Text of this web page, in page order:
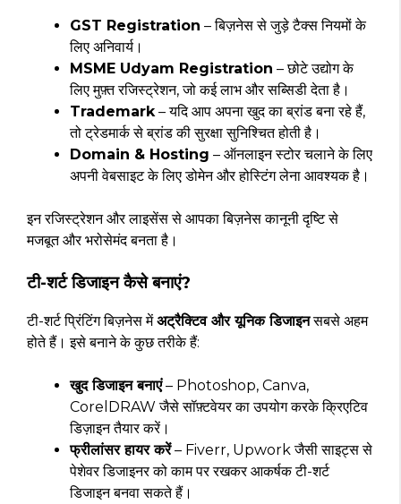
GST Registration – बिज़नेस से जुड़े टैक्स नियमों के
लिए अनिवार्य।
MSME Udyam Registration – छोटे उद्योग के
लिए मुफ़्त रजिस्ट्रेशन, जो कई लाभ और सब्सिडी देता है।
Trademark– यदि आप अपना खुद का ब्रांड बना रहे हैं,
तो ट्रेडमार्क से ब्रांड की सुरक्षा सुनिश्चित होती है।
Domain & Hosting – ऑनलाइन स्टोर चलाने के लिए
अपनी वेबसाइट के लिए डोमेन और होस्टिंग लेना आवश्यक है।
इन रजिस्ट्रेशन और लाइसेंस से आपका बिज़नेस कानूनी दृष्टि से
मजबूत और भरोसेमंद बनता है।
टी-शर्ट डिजाइन कैसे बनाएं?
टी-शर्ट प्रिंटिंग बिज़नेस मेंअट्रैक्टिव और यूनिक डिजाइनसबसे अहम
होते हैं। इसे बनाने के कुछ तरीके हैं:
खुद डिजाइन बनाएं– Photoshop, Canva,
CorelDRAW जैसे सॉफ़्टवेयर का उपयोग करके क्रिएटिव
डिज़ाइन तैयार करें।
फ्रीलांसर हायर करें– Fiverr, Upwork जैसी साइट्स से
पेशेवर डिजाइनर को काम पर रखकर आकर्षक टी-शर्ट
डिजाइन बनवा सकते हैं।